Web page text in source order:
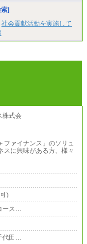
ございません。
円
円 *残業代・家族手当
円
家族手当含まず
上、当社規定により確
し
]
社会貢献活動を実施して
ファイナンス」のソリュ
スに興味がある方、様々
)
ース…
代田…